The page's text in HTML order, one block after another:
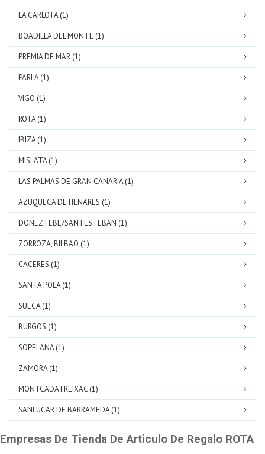
LA CARLOTA (1)
BOADILLA DEL MONTE (1)
PREMIA DE MAR (1)
PARLA (1)
VIGO (1)
ROTA (1)
IBIZA (1)
MISLATA (1)
LAS PALMAS DE GRAN CANARIA (1)
AZUQUECA DE HENARES (1)
DONEZTEBE/SANTESTEBAN (1)
ZORROZA, BILBAO (1)
CACERES (1)
SANTA POLA (1)
SUECA (1)
BURGOS (1)
SOPELANA (1)
ZAMORA (1)
MONTCADA I REIXAC (1)
SANLUCAR DE BARRAMEDA (1)
Empresas De Tienda De Articulo De Regalo ROTA